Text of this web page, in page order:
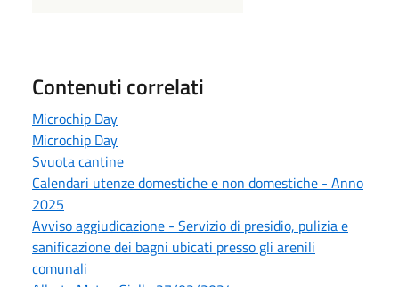
Contenuti correlati
Microchip Day
Microchip Day
Svuota cantine
Calendari utenze domestiche e non domestiche - Anno
2025
Avviso aggiudicazione - Servizio di presidio, pulizia e
sanificazione dei bagni ubicati presso gli arenili
comunali